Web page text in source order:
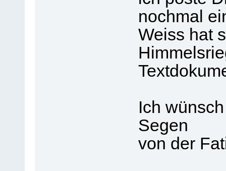
nochmal
Weiss hat
Ich
Segen
von der